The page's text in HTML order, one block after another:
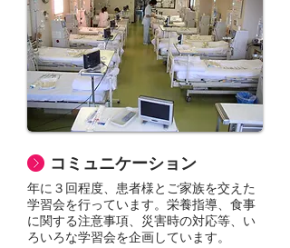
コミュニケーション
年に３回程度、患者様とご家族を交えた
学習会を行っています。栄養指導、食事
に関する注意事項、災害時の対応等、い
ろいろな学習会を企画しています。